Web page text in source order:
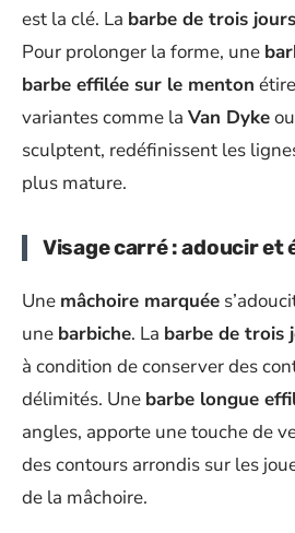
est la clé. La barbe de trois jours
Pour prolonger la forme, une
barbe effilée sur le menton
variantes comme la Van Dyke
sculptent, redéfinissent les
plus mature.
Visage carré : adoucir et
Une mâchoire marquée
une barbiche. La barbe de trois
à condition de conserver des
délimités. Une barbe longue
angles, apporte une touche de
des contours arrondis sur les
de la mâchoire.